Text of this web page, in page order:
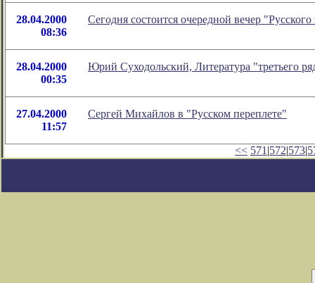
28.04.2000
08:36
Сегодня состоится очередной вечер "Русского
28.04.2000
00:35
Юрий Суходольский, Литература "третьего
27.04.2000
11:57
Сергей Михайлов в "Русском переплете"
<< 571 |572|573|